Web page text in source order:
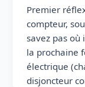
Premier
compteur,
savez pas où
la prochaine
électrique
disjoncteur